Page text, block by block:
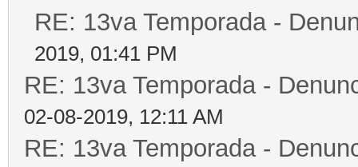
RE: 13va Temporada -
2019, 01:41 PM
RE: 13va Temporada -
02-08-2019, 12:11 AM
RE: 13va Temporada -